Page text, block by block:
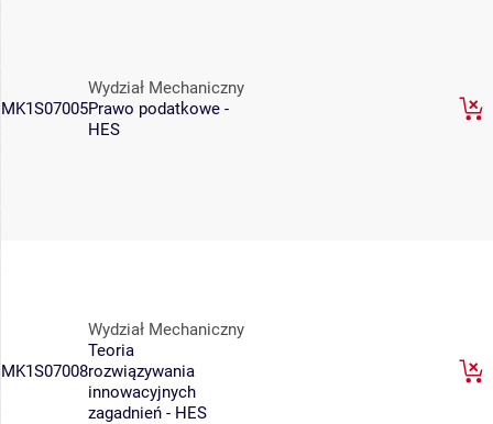
MK1S07005
Wydział Mechaniczny
Prawo podatkowe -
HES
MK1S07008
Wydział Mechaniczny
Teoria
rozwiązywania
innowacyjnych
zagadnień - HES